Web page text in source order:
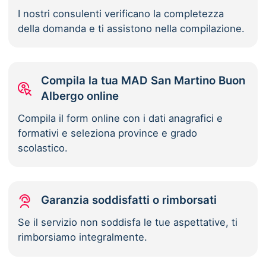
I nostri consulenti verificano la completezza
della domanda e ti assistono nella compilazione.
Compila la tua MAD San Martino Buon
Albergo online
Compila il form online con i dati anagrafici e
formativi e seleziona province e grado
scolastico.
Garanzia soddisfatti o rimborsati
Se il servizio non soddisfa le tue aspettative, ti
rimborsiamo integralmente.